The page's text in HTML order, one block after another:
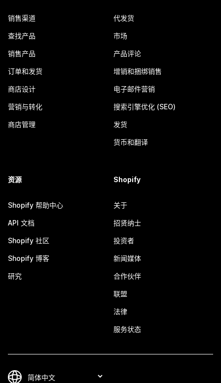
销售渠道
查找产品
销售产品
订单和发货
商店设计
营销与转化
商店管理
代发货
市场
产品评论
增销和捆绑销售
电子邮件营销
搜索引擎优化 (SEO)
发货
货币和翻译
资源
Shopify 帮助中心
API 文档
Shopify 社区
Shopify 博客
研究
Shopify
关于
招贤纳士
投资者
新闻媒体
合作伙伴
联盟
法律
服务状态